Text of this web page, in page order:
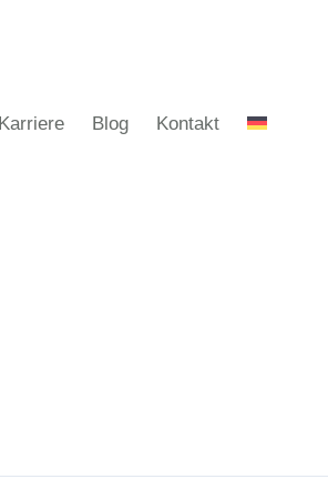
Karriere Blog Kontakt